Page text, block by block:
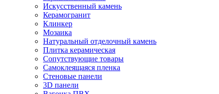
Искусственный камень
Керамогранит
Клинкер
Мозаика
Натуральный отделочный камень
Плитка керамическая
Сопутствующие товары
Самоклеящаяся пленка
Стеновые панели
3D панели